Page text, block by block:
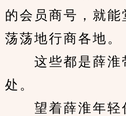
的会员商号，就能
荡荡地行商各地。
这些都是薛淮
处。
望着薛淮年轻